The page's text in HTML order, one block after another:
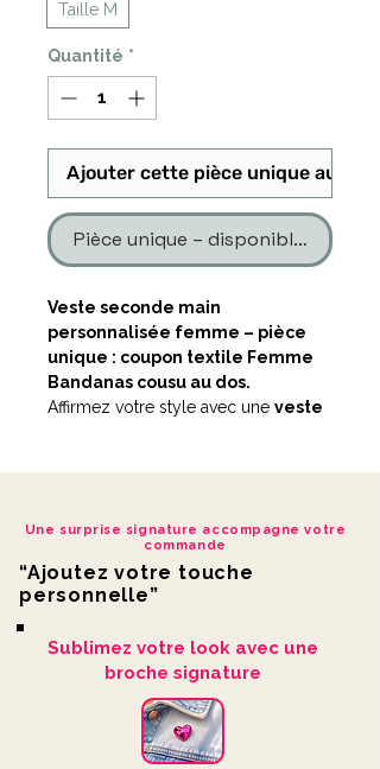
Taille M
Quantité *
Ajouter cette pièce unique au
Pièce unique – disponible en un
Veste seconde main
personnalisée femme – pièce
unique : coupon textile Femme
Bandanas cousu au dos.
Affirmez votre style avec une veste
Bandanasest une création
LDKORSHOP
sélectionnée, puis transformée à
Détails de customisation
Pièce unique: 1 seule
Une surprise signature accompagne votre
commande
“Ajoutez votre touche
personnelle”
Sublimez votre look avec une
broche signature